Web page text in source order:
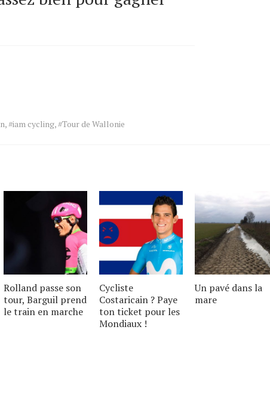
,#iam cycling,#Tour de Wallonie
Rolland passe son
tour, Barguil prend
le train en marche
Cycliste
Costaricain ? Paye
ton ticket pour les
Mondiaux !
Un pavé dans la
mare